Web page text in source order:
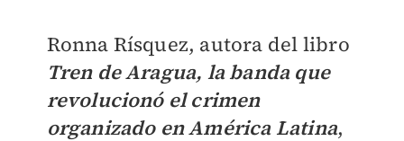
Ronna Rísquez, autora del libro
Tren de Aragua, la banda que
revolucionó el crimen
organizado en América Latina,